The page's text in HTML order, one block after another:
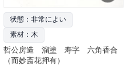
状態：非常によい
素材：木
哲公房造 溜塗 寿字 六角香合
（而妙斎花押有）